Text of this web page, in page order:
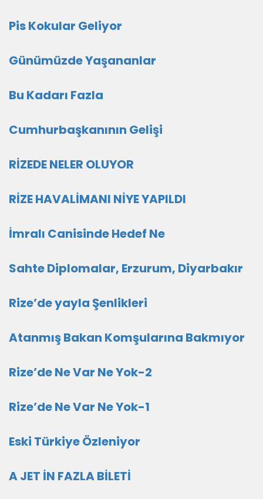
Pis Kokular Geliyor
Günümüzde Yaşananlar
Bu Kadarı Fazla
Cumhurbaşkanının Gelişi
RİZEDE NELER OLUYOR
RİZE HAVALİMANI NİYE YAPILDI
İmralı Canisinde Hedef Ne
Sahte Diplomalar, Erzurum, Diyarbakır
Rize’de yayla Şenlikleri
Atanmış Bakan Komşularına Bakmıyor
Rize’de Ne Var Ne Yok-2
Rize’de Ne Var Ne Yok-1
Eski Türkiye Özleniyor
A JET İN FAZLA BİLETİ